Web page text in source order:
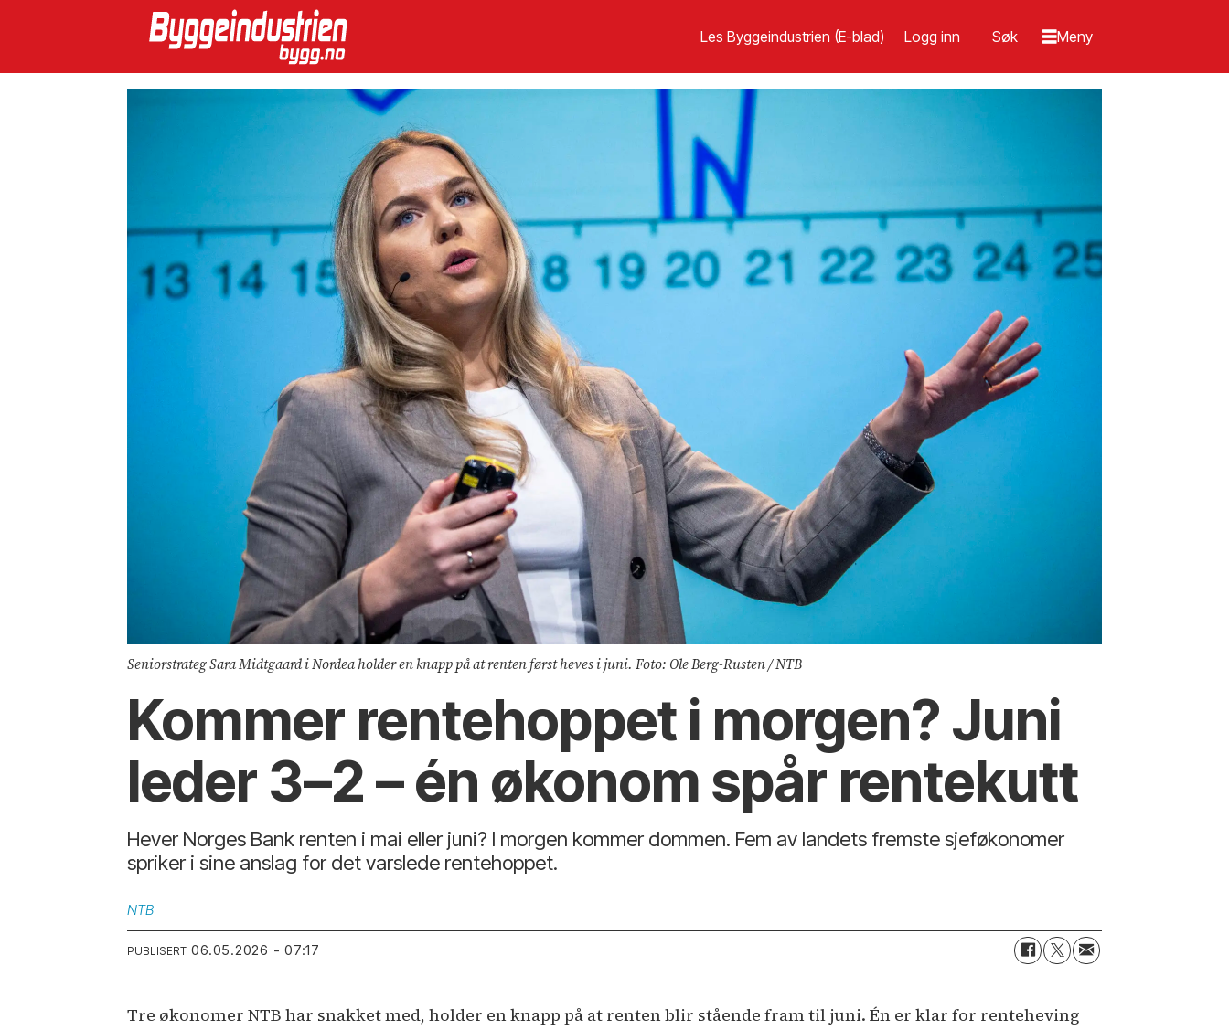
Les Byggeindustrien (E-blad) Logg inn
Seniorstrateg Sara Midtgaard i Nordea holder en knapp på at renten først heves i juni. Foto: Ole Berg-Rusten / NTB
Kommer rentehoppet i morgen? Juni
leder 3–2 – én økonom spår rentekutt
Hever Norges Bank renten i mai eller juni? I morgen kommer dommen. Fem av landets fremste sjeføkonomer
spriker i sine anslag for det varslede rentehoppet.
NTB
PUBLISERT 06.05.2026 - 07:17
Tre økonomer NTB har snakket med, holder en knapp på at renten blir stående fram til juni. Én er klar for renteheving